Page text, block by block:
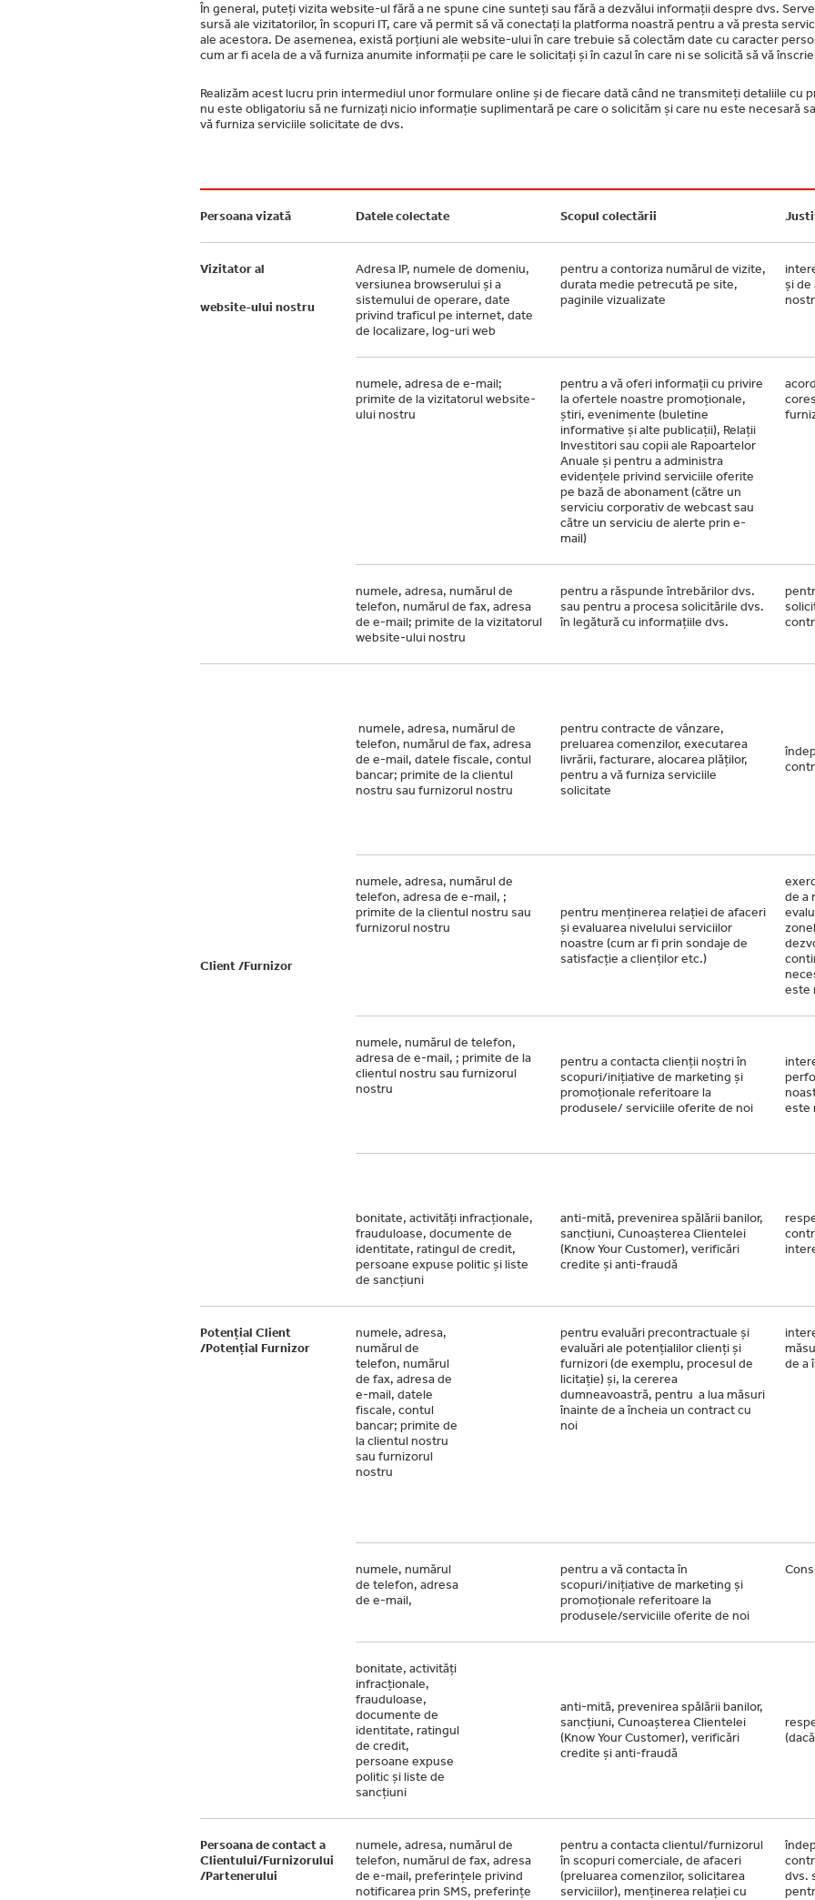
În general, puteți vizita website-ul fără a ne spune cine sunteți sau fără a dezvălui informații despre dvs.
sursă ale vizitatorilor, în scopuri IT, care vă permit să vă conectați la platforma noastră pentru a vă presta
ale acestora. De asemenea, există porțiuni ale website-ului în care trebuie să colectăm date cu caracter
cum ar fi acela de a vă furniza anumite informații pe care le solicitați și în cazul în care ni se solicită să vă
Realizăm acest lucru prin intermediul unor formulare online și de fiecare dată când ne transmiteți detaliile cu
nu este obligatoriu să ne furnizați nicio informație suplimentară pe care o solicităm și care nu este necesară
vă furniza serviciile solicitate de dvs.
Persoana vizată Datele colectate Scopul colectării
Vizitator al
website-ului nostru
Adresa IP, numele de domeniu,
versiunea browserului și a
sistemului de operare, date
privind traficul pe internet, date
de localizare, log-uri web
pentru a contoriza numărul de vizite,
durata medie petrecută pe site,
paginile vizualizate
și
numele, adresa de e-mail;
primite de la vizitatorul website-
ului nostru
pentru a vă oferi informații cu privire
la ofertele noastre promoționale,
știri, evenimente (buletine
informative și alte publicații), Relații
Investitori sau copii ale Rapoartelor
Anuale și pentru a administra
evidențele privind serviciile oferite
pe bază de abonament (către un
serviciu corporativ de webcast sau
către un serviciu de alerte prin e-
mail)
numele, adresa, numărul de
telefon, numărul de fax, adresa
de e-mail; primite de la vizitatorul
website-ului nostru
pentru a răspunde întrebărilor dvs.
sau pentru a procesa solicitările dvs.
în legătură cu informațiile dvs.
Client /Furnizor
numele, adresa, numărul de
telefon, numărul de fax, adresa
de e-mail, datele fiscale, contul
bancar; primite de la clientul
nostru sau furnizorul nostru
pentru contracte de vânzare,
preluarea comenzilor, executarea
livrării, facturare, alocarea plăților,
pentru a vă furniza serviciile
solicitate
numele, adresa, numărul de
telefon, adresa de e-mail, ;
primite de la clientul nostru sau
furnizorul nostru
pentru menținerea relației de afaceri
și evaluarea nivelului serviciilor
noastre (cum ar fi prin sondaje de
satisfacție a clienților etc.)
de a
este
numele, numărul de telefon,
adresa de e-mail, ; primite de la
clientul nostru sau furnizorul
nostru
pentru a contacta clienții noștri în
scopuri/inițiative de marketing și
promoționale referitoare la
produsele/ serviciile oferite de noi
este
bonitate, activități infracționale,
frauduloase, documente de
identitate, ratingul de credit,
persoane expuse politic și liste
de sancțiuni
anti-mită, prevenirea spălării banilor,
sancțiuni, Cunoașterea Clientelei
(Know Your Customer), verificări
credite și anti-fraudă
Potențial Client
/Potențial Furnizor
numele, adresa,
numărul de
telefon, numărul
de fax, adresa de
e-mail, datele
fiscale, contul
bancar; primite de
la clientul nostru
sau furnizorul
nostru
pentru evaluări precontractuale și
evaluări ale potențialilor clienți și
furnizori (de exemplu, procesul de
licitație) și, la cererea
dumneavoastră, pentru a lua măsuri
înainte de a încheia un contract cu
noi
de a
numele, numărul
de telefon, adresa
de e-mail,
pentru a vă contacta în
scopuri/inițiative de marketing și
promoționale referitoare la
produsele/serviciile oferite de noi
bonitate, activități
infracționale,
frauduloase,
documente de
identitate, ratingul
de credit,
persoane expuse
politic și liste de
sancțiuni
anti-mită, prevenirea spălării banilor,
sancțiuni, Cunoașterea Clientelei
(Know Your Customer), verificări
credite și anti-fraudă
Persoana de contact a
Clientului/Furnizorului
/Partenerului
numele, adresa, numărul de
telefon, numărul de fax, adresa
de e-mail, preferințele privind
notificarea prin SMS, preferințe
pentru a contacta clientul/furnizorul
în scopuri comerciale, de afaceri
(preluarea comenzilor, solicitarea
serviciilor), menținerea relației cu
dvs.